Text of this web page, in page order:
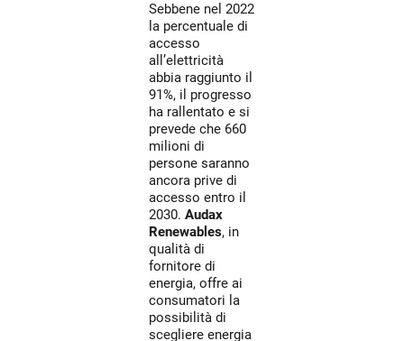
Sebbene nel 2022
la percentuale di
accesso
all’elettricità
abbia raggiunto il
91%, il progresso
ha rallentato e si
prevede che 660
milioni di
persone saranno
ancora prive di
accesso entro il
2030. Audax
Renewables, in
qualità di
fornitore di
energia, offre ai
consumatori la
possibilità di
scegliere energia